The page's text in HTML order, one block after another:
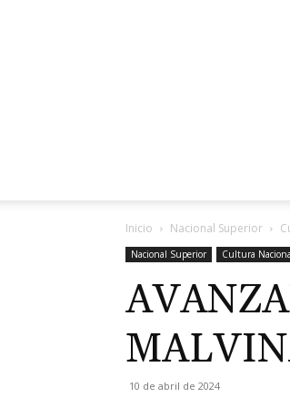
Inicio Nacional Superior
Nacional Superior Cultura
10 de abril de 2024